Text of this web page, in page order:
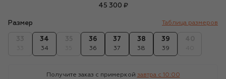
45 300 ₽
Размер Таблица размеров
34
34
36
36
37
37
38
38
39
39
Получите заказ с примеркой завтра c 10:00